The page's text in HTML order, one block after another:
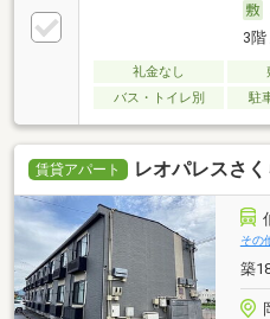
3階
礼金なし
バス・トイレ別
駐
賃貸アパート レオパレスさく
その
築